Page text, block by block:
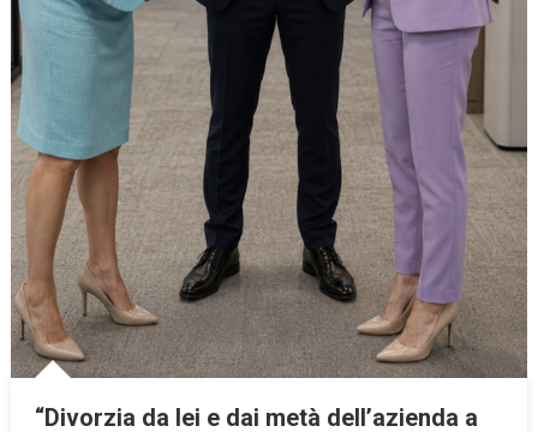
“Divorzia da lei e dai metà dell’azienda a